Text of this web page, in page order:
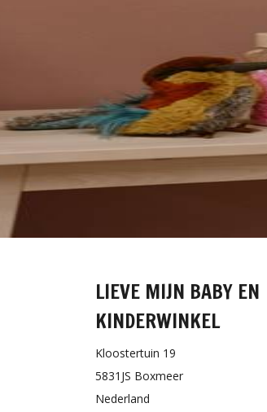
LIEVE MIJN BABY EN
KINDERWINKEL
Kloostertuin 19
5831JS Boxmeer
Nederland